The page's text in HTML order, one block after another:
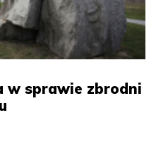
w sprawie zbrodni